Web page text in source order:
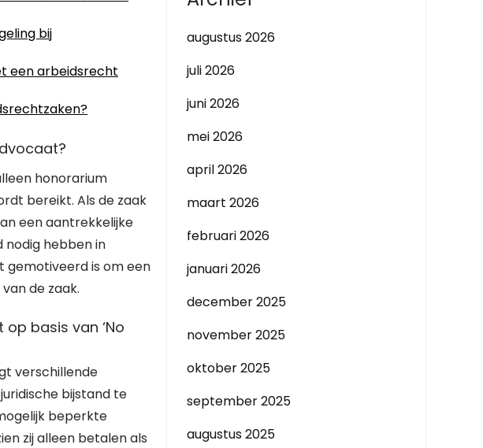
bij
een arbeidsrecht
honorarium
bereikt. Als de zaak
een aantrekkelijke
nodig hebben in
gemotiveerd is om een
de zaak.
basis van ‘No
verschillende
bijstand te
beperkte
zij alleen betalen als
augustus 2026
juli 2026
juni 2026
mei 2026
april 2026
maart 2026
februari 2026
januari 2026
december 2025
november 2025
oktober 2025
september 2025
augustus 2025